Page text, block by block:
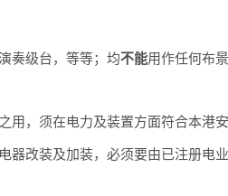
奏级台，等等；均不能用作任何布
用，须在电力及装置方面符合本港
器改装及加装，必须要由已注册电